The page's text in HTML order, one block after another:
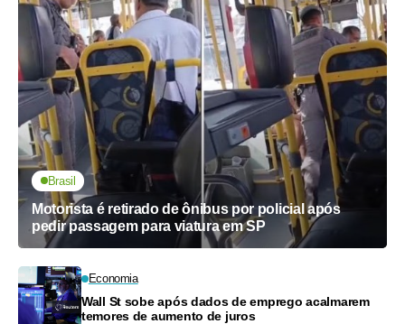
Brasil
Motorista é retirado de ônibus por policial após
pedir passagem para viatura em SP
Economia
Wall St sobe após dados de emprego acalmarem
temores de aumento de juros